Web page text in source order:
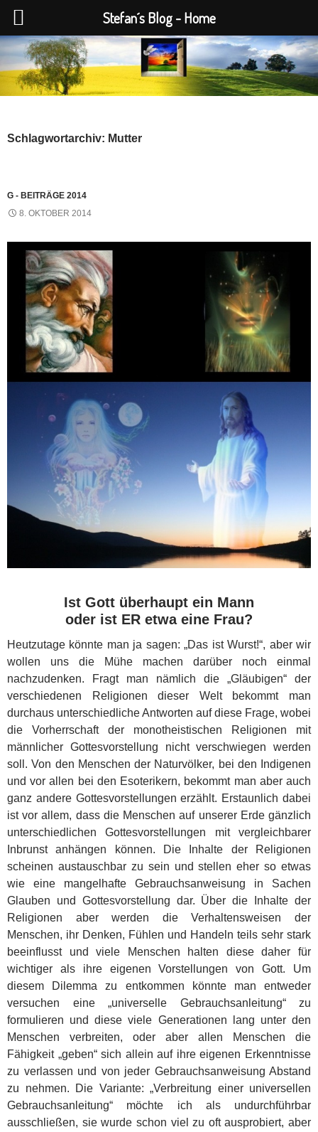
Zum
Inhalt
springen
Schlagwortarchiv: Mutter
G - BEITRÄGE 2014
8. OKTOBER 2014
Ist Gott überhaupt ein Mann
oder ist ER etwa eine Frau?
Heutzutage könnte man ja sagen: „Das ist Wurst!“, aber wir
wollen uns die Mühe machen darüber noch einmal
nachzudenken. Fragt man nämlich die „Gläubigen“ der
verschiedenen Religionen dieser Welt bekommt man
durchaus unterschiedliche Antworten auf diese Frage, wobei
die Vorherrschaft der monotheistischen Religionen mit
männlicher Gottesvorstellung nicht verschwiegen werden
soll. Von den Menschen der Naturvölker, bei den Indigenen
und vor allen bei den Esoterikern, bekommt man aber auch
ganz andere Gottesvorstellungen erzählt. Erstaunlich dabei
ist vor allem, dass die Menschen auf unserer Erde gänzlich
unterschiedlichen Gottesvorstellungen mit vergleichbarer
Inbrunst anhängen können. Die Inhalte der Religionen
scheinen austauschbar zu sein und stellen eher so etwas
wie eine mangelhafte Gebrauchsanweisung in Sachen
Glauben und Gottesvorstellung dar. Über die Inhalte der
Religionen aber werden die Verhaltensweisen der
Menschen, ihr Denken, Fühlen und Handeln teils sehr stark
beeinflusst und viele Menschen halten diese daher für
wichtiger als ihre eigenen Vorstellungen von Gott. Um
diesem Dilemma zu entkommen könnte man entweder
versuchen eine „universelle Gebrauchsanleitung“ zu
formulieren und diese viele Generationen lang unter den
Menschen verbreiten, oder aber allen Menschen die
Fähigkeit „geben“ sich allein auf ihre eigenen Erkenntnisse
zu verlassen und von jeder Gebrauchsanweisung Abstand
zu nehmen. Die Variante: „Verbreitung einer universellen
Gebrauchsanleitung“ möchte ich als undurchführbar
ausschließen, sie wurde schon viel zu oft ausprobiert, aber
Stefan´s Blog - Home